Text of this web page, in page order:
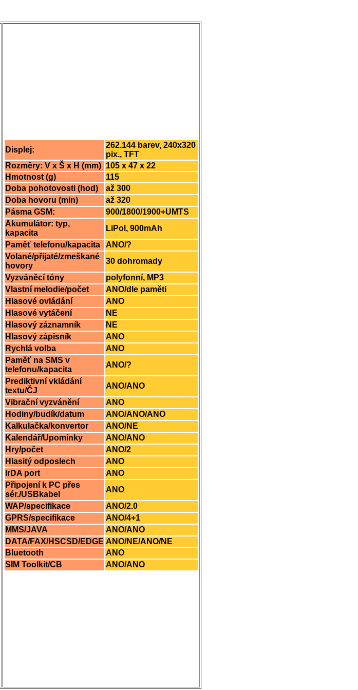
Displej:
262.144 barev, 240x320
pix., TFT
Rozměry: V x Š x H (mm)
105 x 47 x 22
Hmotnost (g)
115
Doba pohotovosti (hod)
až 300
Doba hovoru (min)
až 320
Pásma GSM:
900/1800/1900+UMTS
Akumulátor: typ,
kapacita
LiPol, 900mAh
Paměť telefonu/kapacita
ANO/?
Volané/přijaté/zmeškané
hovory
30 dohromady
Vyzváněcí tóny
polyfonní, MP3
Vlastní melodie/počet
ANO/dle paměti
Hlasové ovládání
ANO
Hlasové vytáčení
NE
Hlasový záznamník
NE
Hlasový zápisník
ANO
Rychlá volba
ANO
Paměť na SMS v
telefonu/kapacita
ANO/?
Prediktivní vkládání
textu/ČJ
ANO/ANO
Vibrační vyzvánění
ANO
Hodiny/budík/datum
ANO/ANO/ANO
Kalkulačka/konvertor
ANO/NE
Kalendář/Upomínky
ANO/ANO
Hry/počet
ANO/2
Hlasitý odposlech
ANO
IrDA port
ANO
Připojení k PC přes
sér./USBkabel
ANO
WAP/specifikace
ANO/2.0
GPRS/specifikace
ANO/4+1
MMS/JAVA
ANO/ANO
DATA/FAX/HSCSD/EDGE ANO/NE/ANO/NE
Bluetooth
ANO
SIM Toolkit/CB
ANO/ANO